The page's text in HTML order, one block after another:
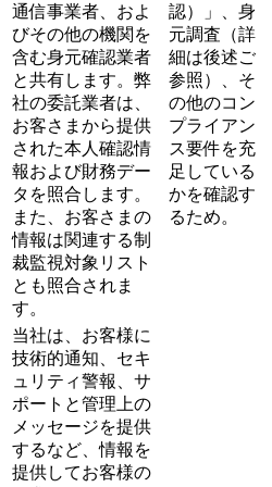
通信事業者、およ
びその他の機関を
含む身元確認業者
と共有します。弊
社の委託業者は、
お客さまから提供
された本人確認情
報および財務デー
タを照合します。
また、お客さまの
情報は関連する制
裁監視対象リスト
とも照合されま
す。
認）」、身
元調査（詳
細は後述ご
参照）、そ
の他のコン
プライアン
ス要件を充
足している
かを確認す
るため。
当社は、お客様に
技術的通知、セキ
ュリティ警報、サ
ポートと管理上の
メッセージを提供
するなど、情報を
提供してお客様の